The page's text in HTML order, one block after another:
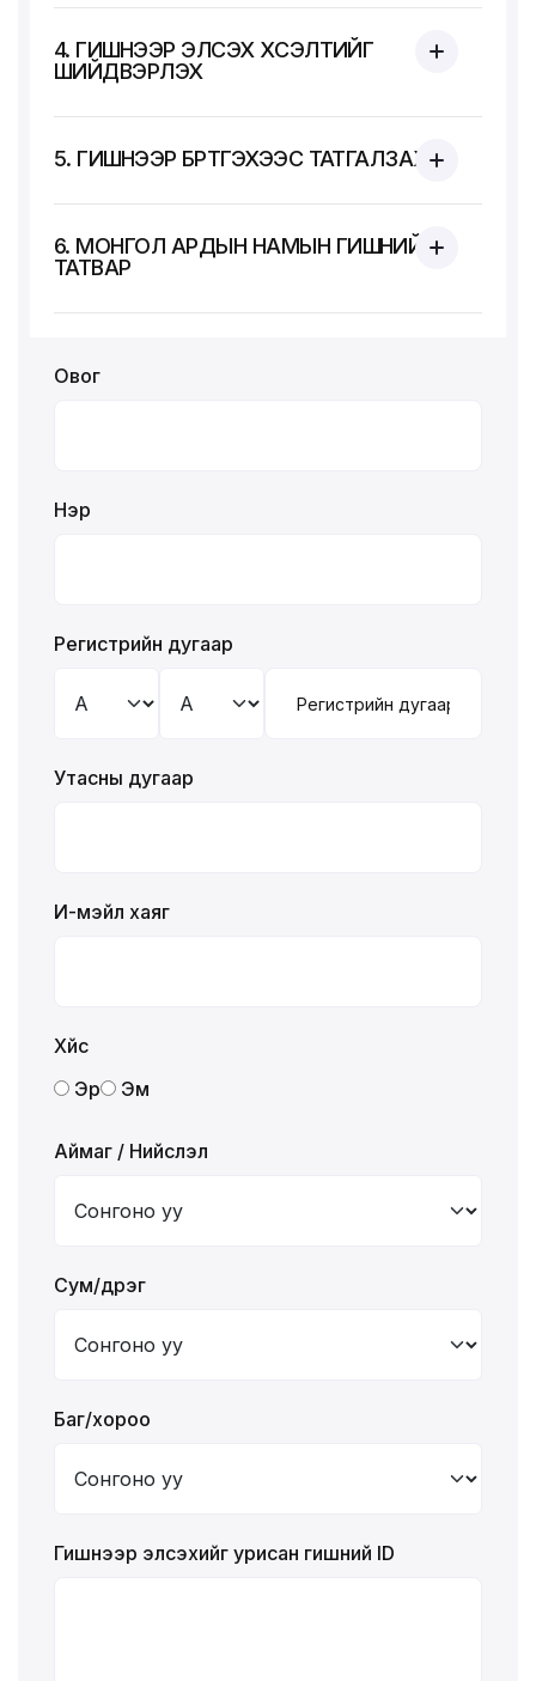
4. ГИШҮҮНЭЭР ЭЛСЭХ ХҮСЭЛТИЙГ
ШИЙДВЭРЛЭХ
5. ГИШҮҮНЭЭР БҮРТГЭХЭЭС ТАТГАЛЗАХ
6. МОНГОЛ АРДЫН НАМЫН ГИШҮҮНИЙ
ТАТВАР
Овог
Нэр
Регистрийн дугаар
Утасны дугаар
И-мэйл хаяг
Хүйс
Эр
Эм
Аймаг / Нийслэл
Сум/дүүрэг
Баг/хороо
Гишүүнээр элсэхийг урисан гишүүний ID